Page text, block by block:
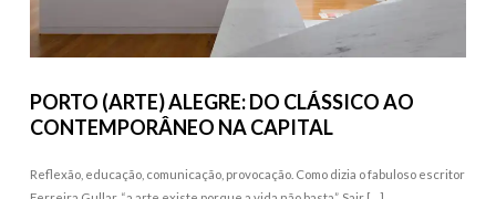
PORTO (ARTE) ALEGRE: DO CLÁSSICO AO
CONTEMPORÂNEO NA CAPITAL
Reflexão, educação, comunicação, provocação. Como dizia o fabuloso escritor